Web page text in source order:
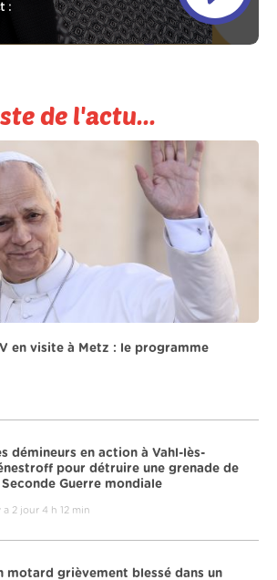
:
de l'actu...
en visite à Metz : le programme
démineurs en action à Vahl-lès-
pour détruire une grenade de
Seconde Guerre mondiale
a 2 jour 4 h 12 min
motard grièvement blessé dans un